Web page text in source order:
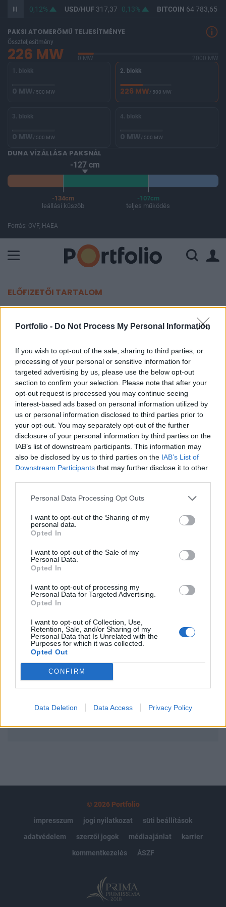
Portfolio - Do Not Process My Personal Information
If you wish to opt-out of the sale, sharing to third parties, or
processing of your personal or sensitive information for
targeted advertising by us, please use the below opt-out
section to confirm your selection. Please note that after your
opt-out request is processed you may continue seeing
interest-based ads based on personal information utilized by
us or personal information disclosed to third parties prior to
your opt-out. You may separately opt-out of the further
disclosure of your personal information by third parties on the
IAB’s list of downstream participants. This information may
also be disclosed by us to third parties on the IAB’s List of
Downstream Participants that may further disclose it to other
Personal Data Processing Opt Outs
I want to opt-out of the Sharing of my
personal data.
Opted In
I want to opt-out of the Sale of my
Personal Data.
Opted In
I want to opt-out of processing my
Personal Data for Targeted Advertising.
Opted In
I want to opt-out of Collection, Use,
Retention, Sale, and/or Sharing of my
Personal Data that Is Unrelated with the
Purposes for which it was collected.
Opted Out
CONFIRM
Data Deletion Data Access Privacy Policy
365,83 0,12% USD/HUF317,37 0,13% BITCOIN64 783,65
PAKSI ATOMERŐMŰ TELJESÍTMÉNYE
Összteljesítmény
226 MW 0 MW
2000 MW
1. blokk
0 MW/ 500 MW
2. blokk
226 MW/ 500 MW
3. blokk
0 MW/ 500 MW
4. blokk
0 MW/ 500 MW
DUNA VÍZÁLLÁSA PAKSNÁL
-127 cm
-134cm
leállási küszöb
-107cm
teljes működés
Forrás: OVF, HAEA
ELŐFIZETŐI TARTALOM
részvényeit a Richter
2014. december 10. 16:51
A Richter tegnap 300 ezer, ma pedig további 400
ezer saját részvény tőzsdén történő
megvásárlására adott megbízást, amit csoporton
belüli részvénycseréhez kívánnak felhasználni.
A Richter tegnap közölte, hogy 300 ezer saját részvény
tőzsdén történő megvásárlására adott megbízást, majd ma
délután közölte, hogy további, maximum 400 ezer darab
részvény vételére adtak megbízást az UniCreditnek. Ez a
papír, a közlemények a vásárlást azzal magyarázzák, hogy
a társaság csoporton belüli...
KEDVES OLVASÓNK!
tartozik, melynek olvasása előfizetéses
regisztrációhoz kötött.
Az előfizetés a következőket tartalmazza:
Portfolio.hu teljes cikkarchívum
Kötéslisták: BÉT elmúlt 2 év napon belüli
kötéslistái
Előfizetés
MÁR ELŐFIZETŐNK VAGY?BEJELENTKEZÉS
© 2026 Portfolio
impresszum
jogi nyilatkozat
süti beállítások
adatvédelem
szerzői jogok médiaajánlat
karrier
kommentkezelés
ÁSZF